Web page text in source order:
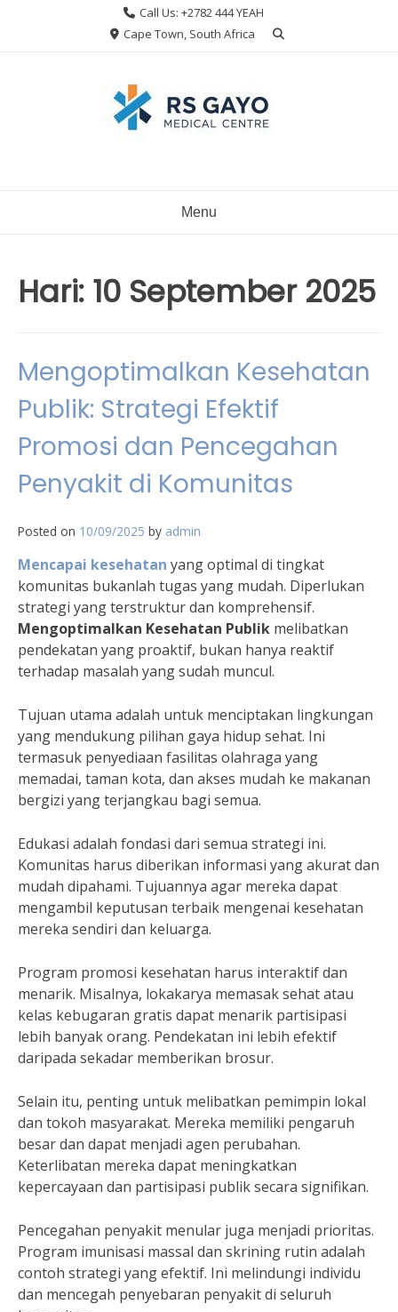
Call Us: +2782 444 YEAH
Cape Town, South Africa
Menu
Hari: 10 September 2025
Mengoptimalkan Kesehatan
Publik: Strategi Efektif
Promosi dan Pencegahan
Penyakit di Komunitas
Posted on 10/09/2025 by admin
Mencapai kesehatan yang optimal di tingkat
komunitas bukanlah tugas yang mudah. Diperlukan
strategi yang terstruktur dan komprehensif.
Mengoptimalkan Kesehatan Publik melibatkan
pendekatan yang proaktif, bukan hanya reaktif
terhadap masalah yang sudah muncul.
Tujuan utama adalah untuk menciptakan lingkungan
yang mendukung pilihan gaya hidup sehat. Ini
termasuk penyediaan fasilitas olahraga yang
memadai, taman kota, dan akses mudah ke makanan
bergizi yang terjangkau bagi semua.
Edukasi adalah fondasi dari semua strategi ini.
Komunitas harus diberikan informasi yang akurat dan
mudah dipahami. Tujuannya agar mereka dapat
mengambil keputusan terbaik mengenai kesehatan
mereka sendiri dan keluarga.
Program promosi kesehatan harus interaktif dan
menarik. Misalnya, lokakarya memasak sehat atau
kelas kebugaran gratis dapat menarik partisipasi
lebih banyak orang. Pendekatan ini lebih efektif
daripada sekadar memberikan brosur.
Selain itu, penting untuk melibatkan pemimpin lokal
dan tokoh masyarakat. Mereka memiliki pengaruh
besar dan dapat menjadi agen perubahan.
Keterlibatan mereka dapat meningkatkan
kepercayaan dan partisipasi publik secara signifikan.
Pencegahan penyakit menular juga menjadi prioritas.
Program imunisasi massal dan skrining rutin adalah
contoh strategi yang efektif. Ini melindungi individu
dan mencegah penyebaran penyakit di seluruh